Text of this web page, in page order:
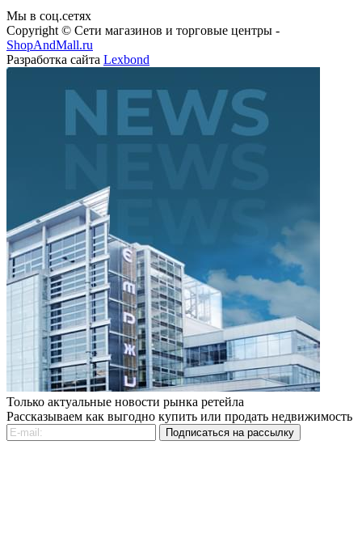
Мы в соц.сетях
Copyright © Сети магазинов и торговые центры -
ShopAndMall.ru
Разработка сайта Lexbond
Только актуальные новости рынка ретейла
Рассказываем как выгодно купить или продать недвижимость